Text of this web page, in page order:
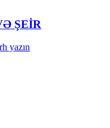
ŞEİR
yazın